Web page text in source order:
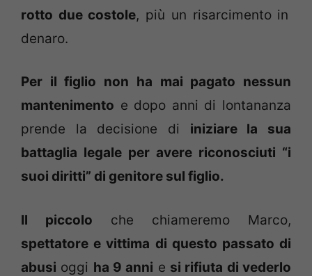
rotto due costole, più un risarcimento in
denaro.
Per il figlio non ha mai pagato nessun
mantenimento e dopo anni di lontananza
prende la decisione di iniziare la sua
battaglia legale per avere riconosciuti “i
suoi diritti” di genitore sul figlio.
Il piccolo che chiameremo Marco,
spettatore e vittima di questo passato di
abusi oggi ha 9 anni e si rifiuta di vederlo